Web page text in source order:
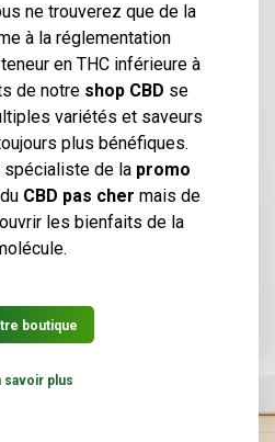
ne trouverez que de la
à la réglementation
en THC inférieure à
de notre shop CBD se
variétés et saveurs
plus bénéfiques.
spécialiste de la promo
CBD pas cher mais de
les bienfaits de la
boutique
savoir plus